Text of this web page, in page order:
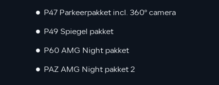
P47 Parkeerpakket incl. 360º camera
P49 Spiegel pakket
P60 AMG Night pakket
PAZ AMG Night pakket 2